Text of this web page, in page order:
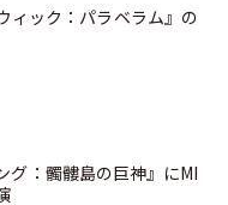
ィック：パラベラム』の
グ：髑髏島の巨神』にMI